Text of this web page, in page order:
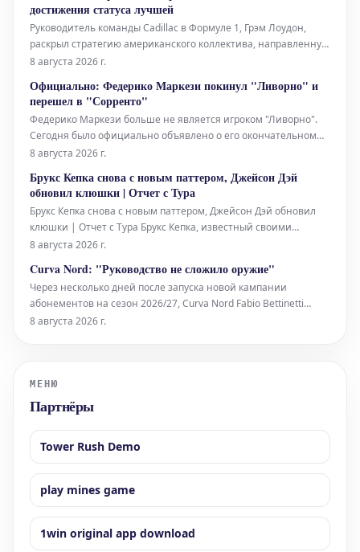
достижения статуса лучшей
Руководитель команды Cadillac в Формуле 1, Грэм Лоудон,
раскрыл стратегию американского коллектива, направленную
на становление "лучшей командой" в спорте и привлечение
стал периодом роста, обучения и развития.
8 августа 2026 г.
Официально: Федерико Маркези покинул "Ливорно" и
перешел в "Сорренто"
Федерико Маркези больше не является игроком "Ливорно".
Сегодня было официально объявлено о его окончательном
трансфере в "Сорренто". Маркези, родившийся в Бергамо 27
сегодня информацию подтвердил и "Ливорно", пожелав
игроку удачи
8 августа 2026 г.
Брукс Кепка снова с новым паттером, Джейсон Дэй
обновил клюшки | Отчет с Тура
Брукс Кепка снова с новым паттером, Джейсон Дэй обновил
клюшки | Отчет с Тура Брукс Кепка, известный своими
частыми сменами паттера, вновь продемонстрировал
Championship. На этот раз его выбор пал на новый mallet-
паттер Teryl
8 августа 2026 г.
Curva Nord: "Руководство не сложило оружие"
Через несколько дней после запуска новой кампании
абонементов на сезон 2026/27, Curva Nord Fabio Bettinetti
выпустила заявление с анализом и критикой последних
8 августа 2026 г.
МЕНЮ
Партнёры
Tower Rush Demo
play mines game
1win original app download